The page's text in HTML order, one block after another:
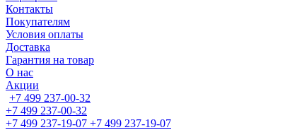
Контакты
Покупателям
Условия оплаты
Доставка
Гарантия на товар
О нас
Акции
+7 499 237-00-32
+7 499 237-00-32
+7 499 237-19-07 +7 499 237-19-07